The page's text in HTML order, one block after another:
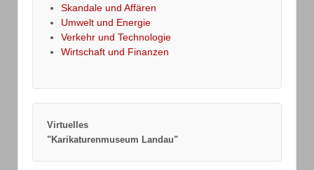
Skandale und Affären
Umwelt und Energie
Verkehr und Technologie
Wirtschaft und Finanzen
Virtuelles
"Karikaturenmuseum Landau"